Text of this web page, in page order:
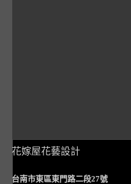
花嫁屋花藝設計
台南市東區東門路二段27號